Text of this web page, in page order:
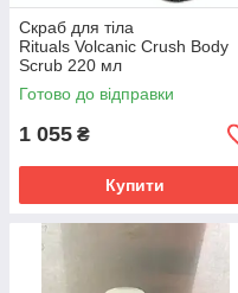
Скраб для тіла
Rituals Volcanic Crush Body
Scrub 220 мл
Готово до відправки
1 055 ₴
Купити